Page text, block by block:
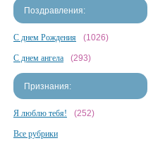
Поздравления:
С днем Рождения (1026)
С днем ангела (293)
Признания:
Я люблю тебя! (252)
Все рубрики